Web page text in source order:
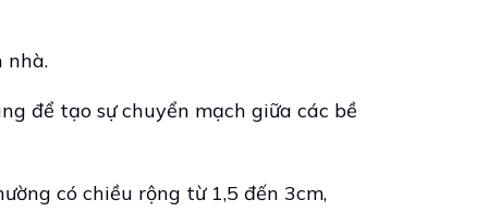
nhà.
để tạo sự chuyển mạch giữa các bề
có chiều rộng từ 1,5 đến 3cm,